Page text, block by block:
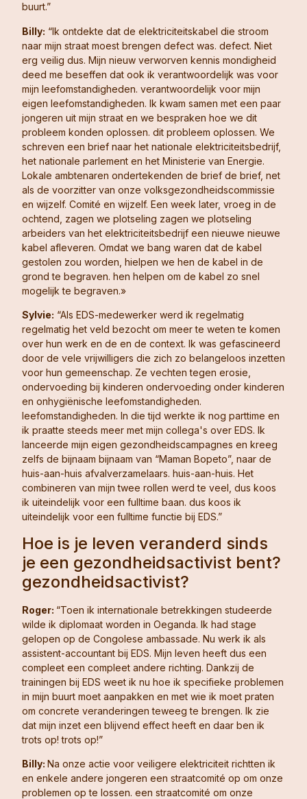
buurt.”
Billy: “Ik ontdekte dat de elektriciteitskabel die stroom
naar mijn straat moest brengen defect was. defect. Niet
erg veilig dus. Mijn nieuw verworven kennis mondigheid
deed me beseffen dat ook ik verantwoordelijk was voor
mijn leefomstandigheden. verantwoordelijk voor mijn
eigen leefomstandigheden. Ik kwam samen met een paar
jongeren uit mijn straat en we bespraken hoe we dit
probleem konden oplossen. dit probleem oplossen. We
schreven een brief naar het nationale elektriciteitsbedrijf,
het nationale parlement en het Ministerie van Energie.
Lokale ambtenaren ondertekenden de brief de brief, net
als de voorzitter van onze volksgezondheidscommissie
en wijzelf. Comité en wijzelf. Een week later, vroeg in de
ochtend, zagen we plotseling zagen we plotseling
arbeiders van het elektriciteitsbedrijf een nieuwe nieuwe
kabel afleveren. Omdat we bang waren dat de kabel
gestolen zou worden, hielpen we hen de kabel in de
grond te begraven. hen helpen om de kabel zo snel
mogelijk te begraven.»
Sylvie: “Als EDS-medewerker werd ik regelmatig
regelmatig het veld bezocht om meer te weten te komen
over hun werk en de en de context. Ik was gefascineerd
door de vele vrijwilligers die zich zo belangeloos inzetten
voor hun gemeenschap. Ze vechten tegen erosie,
ondervoeding bij kinderen ondervoeding onder kinderen
en onhygiënische leefomstandigheden.
leefomstandigheden. In die tijd werkte ik nog parttime en
ik praatte steeds meer met mijn collega's over EDS. Ik
lanceerde mijn eigen gezondheidscampagnes en kreeg
zelfs de bijnaam bijnaam van “Maman Bopeto”, naar de
huis-aan-huis afvalverzamelaars. huis-aan-huis. Het
combineren van mijn twee rollen werd te veel, dus koos
ik uiteindelijk voor een fulltime baan. dus koos ik
uiteindelijk voor een fulltime functie bij EDS.”
Hoe is je leven veranderd sinds
je een gezondheidsactivist bent?
gezondheidsactivist?
Roger: “Toen ik internationale betrekkingen studeerde
wilde ik diplomaat worden in Oeganda. Ik had stage
gelopen op de Congolese ambassade. Nu werk ik als
assistent-accountant bij EDS. Mijn leven heeft dus een
compleet een compleet andere richting. Dankzij de
trainingen bij EDS weet ik nu hoe ik specifieke problemen
in mijn buurt moet aanpakken en met wie ik moet praten
om concrete veranderingen teweeg te brengen. Ik zie
dat mijn inzet een blijvend effect heeft en daar ben ik
trots op! trots op!”
Billy: Na onze actie voor veiligere elektriciteit richtten ik
en enkele andere jongeren een straatcomité op om onze
problemen op te lossen. een straatcomité om onze